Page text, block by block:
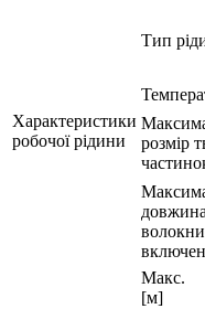
Характеристики
робочої рідини
Тип
розмір
[м]